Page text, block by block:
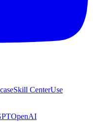
Skill CenterUse
OpenAI